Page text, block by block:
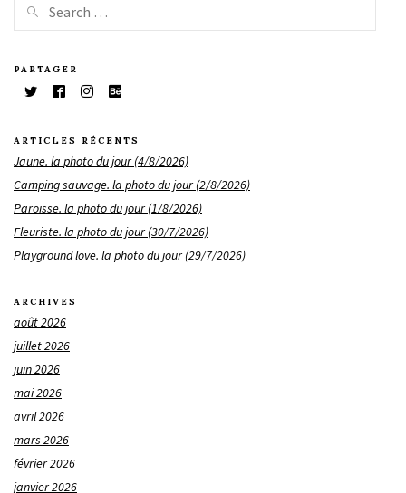
PARTAGER
ARTICLES RÉCENTS
Jaune. la photo du jour (4/8/2026)
Camping sauvage. la photo du jour (2/8/2026)
Paroisse. la photo du jour (1/8/2026)
Fleuriste. la photo du jour (30/7/2026)
Playground love. la photo du jour (29/7/2026)
ARCHIVES
août 2026
juillet 2026
juin 2026
mai 2026
avril 2026
mars 2026
février 2026
janvier 2026